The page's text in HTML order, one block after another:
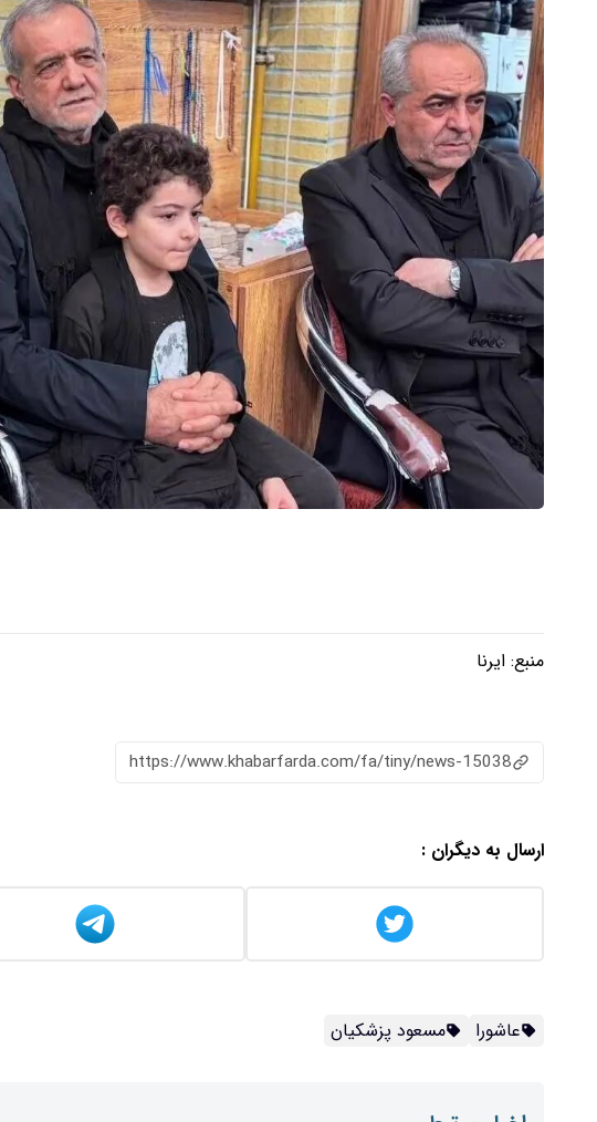
منبع: ایرنا
https://www.khabarfarda.com/fa/tiny/news-15038
ارسال به دیگران :
عاشورا مسعود پزشکیان